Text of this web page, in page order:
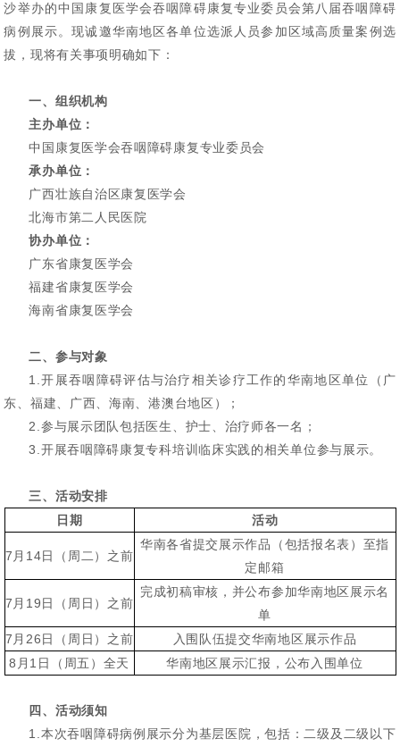
沙举办的中国康复医学会吞咽障碍康复专业委员会第八届吞咽障碍
病例展示。现诚邀华南地区各单位选派人员参加区域高质量案例选
拔，现将有关事项明确如下：
一、组织机构
主办单位：
中国康复医学会吞咽障碍康复专业委员会
承办单位：
广西壮族自治区康复医学会
北海市第二人民医院
协办单位：
广东省康复医学会
福建省康复医学会
海南省康复医学会
二、参与对象
1.开展吞咽障碍评估与治疗相关诊疗工作的华南地区单位（广
东、福建、广西、海南、港澳台地区）；
2.参与展示团队包括医生、护士、治疗师各一名；
3.开展吞咽障碍康复专科培训临床实践的相关单位参与展示。
三、活动安排
日 期 活动
7月14日（周二）之前
华南各省提交展示作品（包括报名表）至指
定邮箱
7月19日（周日）之前
完成初稿审核，并公布参加华南地区展示名
单
7月26日（周日）之前
入围队伍提交华南地区展示作品
8月1日（周五）全天
华南地区展示汇报，公布入围单位
四、活动须知
1.本次吞咽障碍病例展示分为基层医院，包括：二级及二级以下